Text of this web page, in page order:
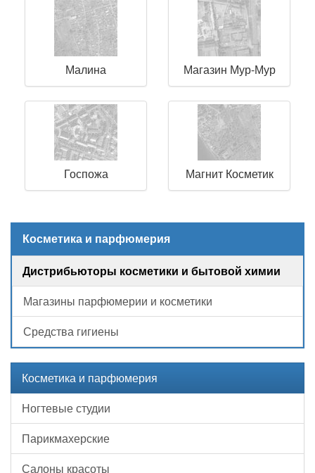
Малина Магазин Мур-Мур
Госпожа Магнит Косметик
Косметика и парфюмерия
Дистрибьюторы косметики и бытовой химии
Магазины парфюмерии и косметики
Средства гигиены
Косметика и парфюмерия
Ногтевые студии
Парикмахерские
Салоны красоты